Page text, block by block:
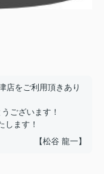
店をご利用頂きあり
ございます！
します！
【松谷 龍一】